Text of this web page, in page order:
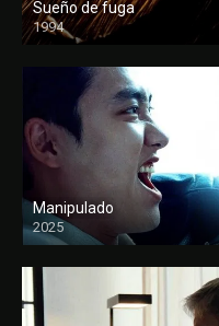
Sueño de fuga
1994
FULL HD
Manipulado
2025